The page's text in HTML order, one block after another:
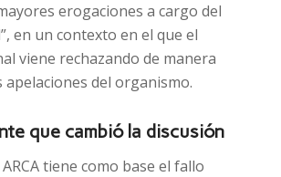
erogaciones a cargo del
en un contexto en el que el
viene rechazando de manera
apelaciones del organismo.
que cambió la discusión
tiene como base el fallo